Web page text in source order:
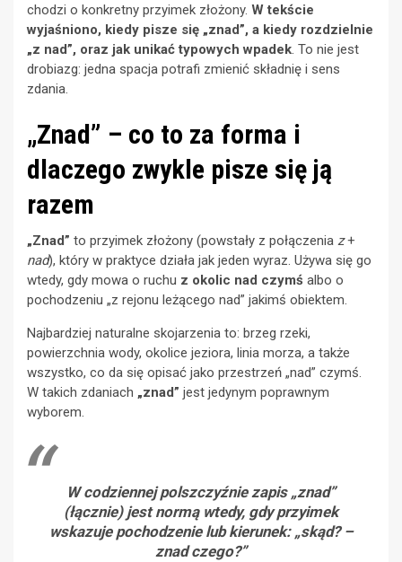
chodzi o konkretny przyimek złożony. W tekście
wyjaśniono, kiedy pisze się „znad”, a kiedy rozdzielnie
„z nad”, oraz jak unikać typowych wpadek. To nie jest
drobiazg: jedna spacja potrafi zmienić składnię i sens
zdania.
„Znad” – co to za forma i
dlaczego zwykle pisze się ją
razem
„Znad” to przyimek złożony (powstały z połączenia z+
nad), który w praktyce działa jak jeden wyraz. Używa się go
wtedy, gdy mowa o ruchu z okolic nad czymś albo o
pochodzeniu „z rejonu leżącego nad” jakimś obiektem.
Najbardziej naturalne skojarzenia to: brzeg rzeki,
powierzchnia wody, okolice jeziora, linia morza, a także
wszystko, co da się opisać jako przestrzeń „nad” czymś.
W takich zdaniach „znad” jest jedynym poprawnym
wyborem.
W codziennej polszczyźnie zapis „znad”
(łącznie) jest normą wtedy, gdy przyimek
wskazuje pochodzenie lub kierunek: „skąd? –
znad czego?”